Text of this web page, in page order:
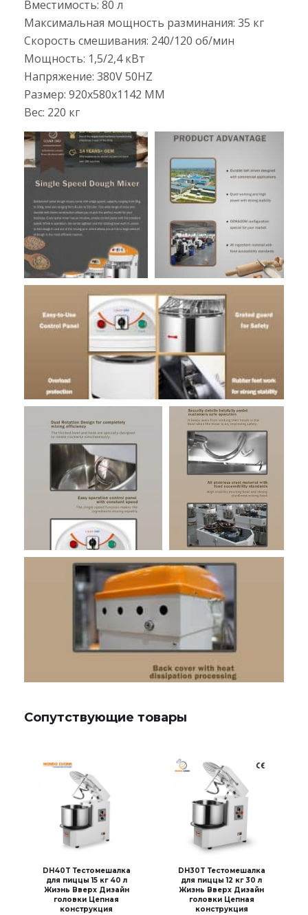
Вместимость: 80 л
Максимальная мощность разминания: 35 кг
Скорость смешивания: 240/120 об/мин
Мощность: 1,5/2,4 кВт
Напряжение: 380V 50HZ
Размер: 920x580x1142 MM
Вес: 220 кг
Сопутствующие товары
DH40T Тестомешалка
для пиццы 15 кг 40 л
Жизнь Вверх Дизайн
головки Цепная
конструкция
DH30T Тестомешалка
для пиццы 12 кг 30 л
Жизнь Вверх Дизайн
головки Цепная
конструкция